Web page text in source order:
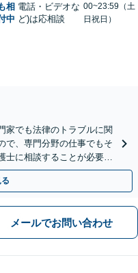
相
中
電話・ビデオな
ど)は応相談
00~23:59（土
日祝日）
家でも法律のトラブルに関
で、専門分野の仕事でもそ
士に相談することが必要不
実績。
メールでお問い合わせ